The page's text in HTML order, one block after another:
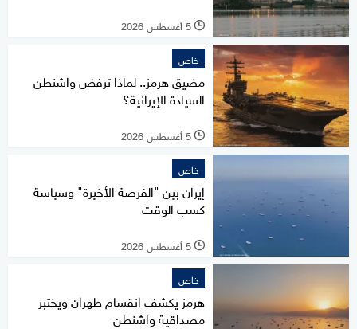
l 5 أغسطس 2026
خاص
مضيق هرمز.. لماذا ترفض واشنطن
السيادة الإيرانية؟
l 5 أغسطس 2026
خاص
إيران بين "الفرصة الأخيرة" وسياسة
كسب الوقت
l 5 أغسطس 2026
خاص
هرمز يكشف انقسام طهران ويختبر
مصداقية واشنطن